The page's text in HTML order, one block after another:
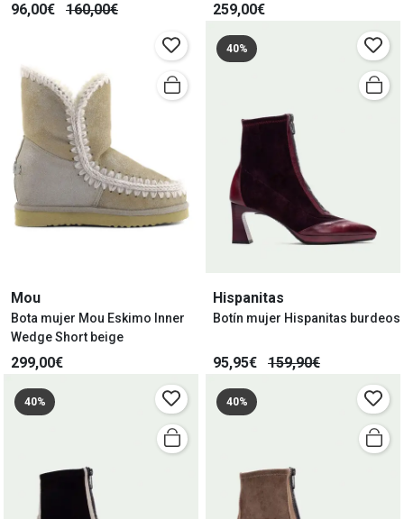
96,00€ 160,00€ 259,00€
Mou
Bota mujer Mou Eskimo Inner
Wedge Short beige
299,00€
40%
Hispanitas
Botín mujer Hispanitas burdeos
95,95€ 159,90€
40% 40%